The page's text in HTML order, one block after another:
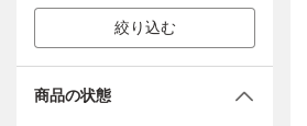
絞り込む
商品の状態